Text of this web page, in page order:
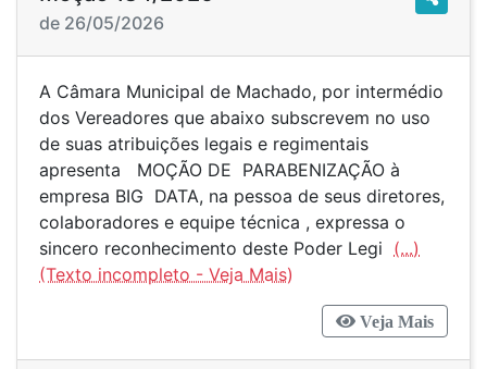
de 26/05/2026
A Câmara Municipal de Machado, por intermédio
dos Vereadores que abaixo subscrevem no uso
de suas atribuições legais e regimentais
apresenta MOÇÃO DE PARABENIZAÇÃO à
empresa BIG DATA, na pessoa de seus diretores,
colaboradores e equipe técnica , expressa o
sincero reconhecimento deste Poder Legi (...)
Veja Mais